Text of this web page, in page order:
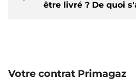
être livré ? De quoi
Votre contrat Primagaz